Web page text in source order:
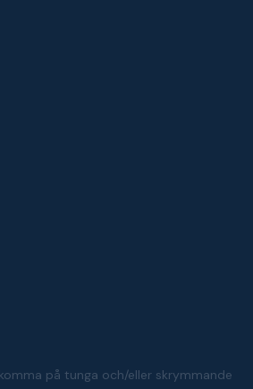
på tunga och/eller skrymmande